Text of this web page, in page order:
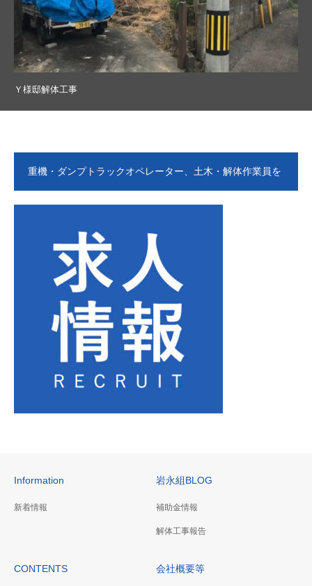
Ｙ様邸解体工事
重機・ダンプトラックオペレーター、土木・解体作業員を
Information
新着情報
岩永組BLOG
補助金情報
解体工事報告
CONTENTS 会社概要等